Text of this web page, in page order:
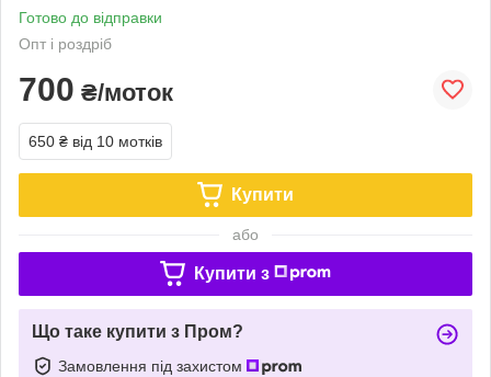
Готово до відправки
Опт і роздріб
700 ₴/моток
650 ₴ від 10 мотків
Купити
або
Купити з
Що таке купити з Пром?
Замовлення під захистом